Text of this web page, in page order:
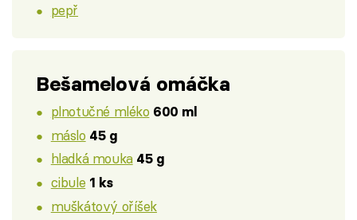
pepř
Bešamelová omáčka
plnotučné mléko 600 ml
máslo 45 g
hladká mouka 45 g
cibule 1 ks
muškátový oříšek